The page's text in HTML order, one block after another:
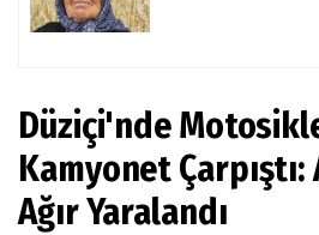
Düziçi'nde
Kamyonet Çarpıştı:
Ağır Yaralandı